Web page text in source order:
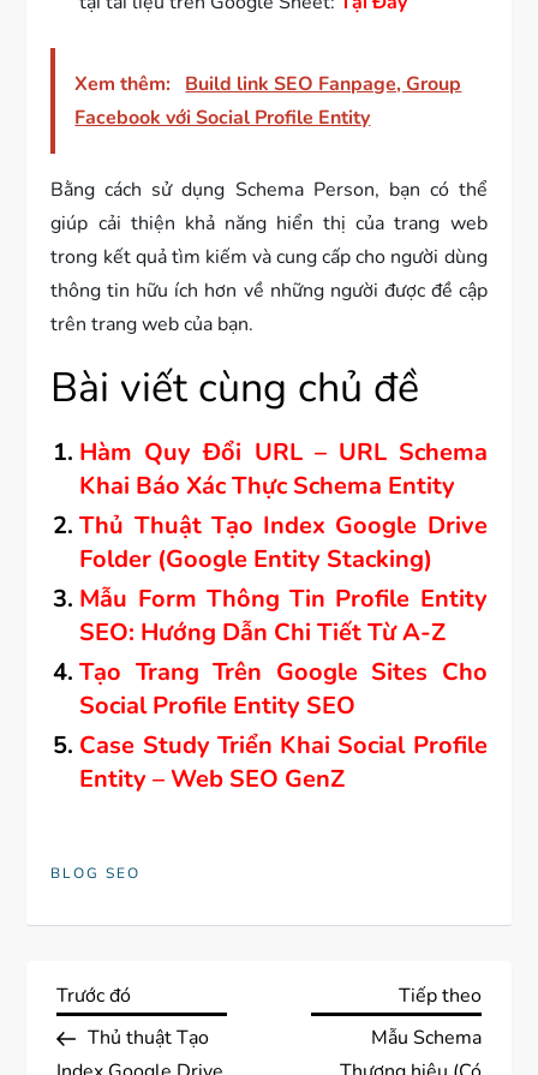
Xem thêm: Build link SEO Fanpage, Group
Facebook với Social Profile Entity
Bằng cách sử dụng Schema Person, bạn có thể
giúp cải thiện khả năng hiển thị của trang web
trong kết quả tìm kiếm và cung cấp cho người dùng
thông tin hữu ích hơn về những người được đề cập
trên trang web của bạn.
Bài viết cùng chủ đề
Hàm Quy Đổi URL – URL Schema
Khai Báo Xác Thực Schema Entity
Thủ Thuật Tạo Index Google Drive
Folder (Google Entity Stacking)
Mẫu Form Thông Tin Profile Entity
SEO: Hướng Dẫn Chi Tiết Từ A-Z
Tạo Trang Trên Google Sites Cho
Social Profile Entity SEO
Case Study Triển Khai Social Profile
Entity – Web SEO GenZ
BLOG SEO
Đ
i
Previous
Post
Trước đó
Thủ thuật Tạo
Next
Post
Tiếp theo
Mẫu Schema